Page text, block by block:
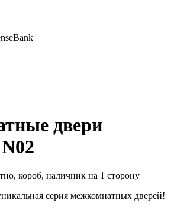
двери
короб, наличник на 1 сторону
серия межкомнатных дверей!